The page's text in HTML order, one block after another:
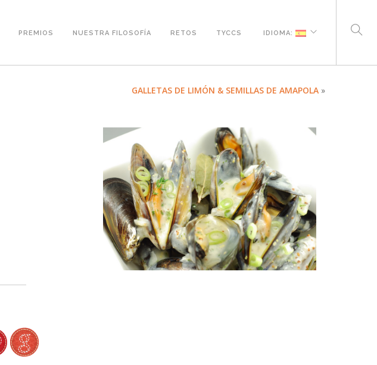
PREMIOS NUESTRA FILOSOFÍA RETOS TYCCS IDIOMA:
GALLETAS DE LIMÓN & SEMILLAS DE AMAPOLA »